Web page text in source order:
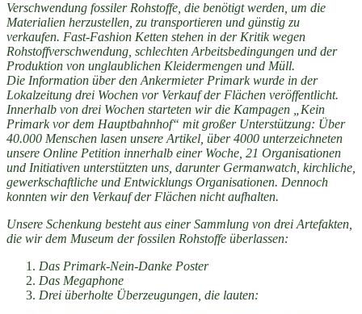
Verschwendung fossiler Rohstoffe, die benötigt werden, um die
Materialien herzustellen, zu transportieren und günstig zu
verkaufen. Fast-Fashion Ketten stehen in der Kritik wegen
Rohstoffverschwendung, schlechten Arbeitsbedingungen und der
Produktion von unglaublichen Kleidermengen und Müll.
Die Information über den Ankermieter Primark wurde in der
Lokalzeitung drei Wochen vor Verkauf der Flächen veröffentlicht.
Innerhalb von drei Wochen starteten wir die Kampagen „Kein
Primark vor dem Hauptbahnhof“ mit großer Unterstützung: Über
40.000 Menschen lasen unsere Artikel, über 4000 unterzeichneten
unsere Online Petition innerhalb einer Woche, 21 Organisationen
und Initiativen unterstützten uns, darunter Germanwatch, kirchliche,
gewerkschaftliche und Entwicklungs Organisationen. Dennoch
konnten wir den Verkauf der Flächen nicht aufhalten.
Unsere Schenkung besteht aus einer Sammlung von drei Artefakten,
die wir dem Museum der fossilen Rohstoffe überlassen:
Das Primark-Nein-Danke Poster
Das Megaphone
Drei überholte Überzeugungen, die lauten: